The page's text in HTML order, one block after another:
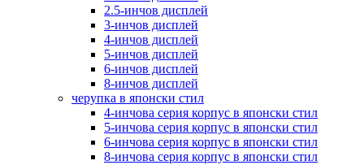
2.5-инчов дисплей
3-инчов дисплей
4-инчов дисплей
5-инчов дисплей
6-инчов дисплей
8-инчов дисплей
черупка в японски стил
4-инчова серия корпус в японски стил
5-инчова серия корпус в японски стил
6-инчова серия корпус в японски стил
8-инчова серия корпус в японски стил